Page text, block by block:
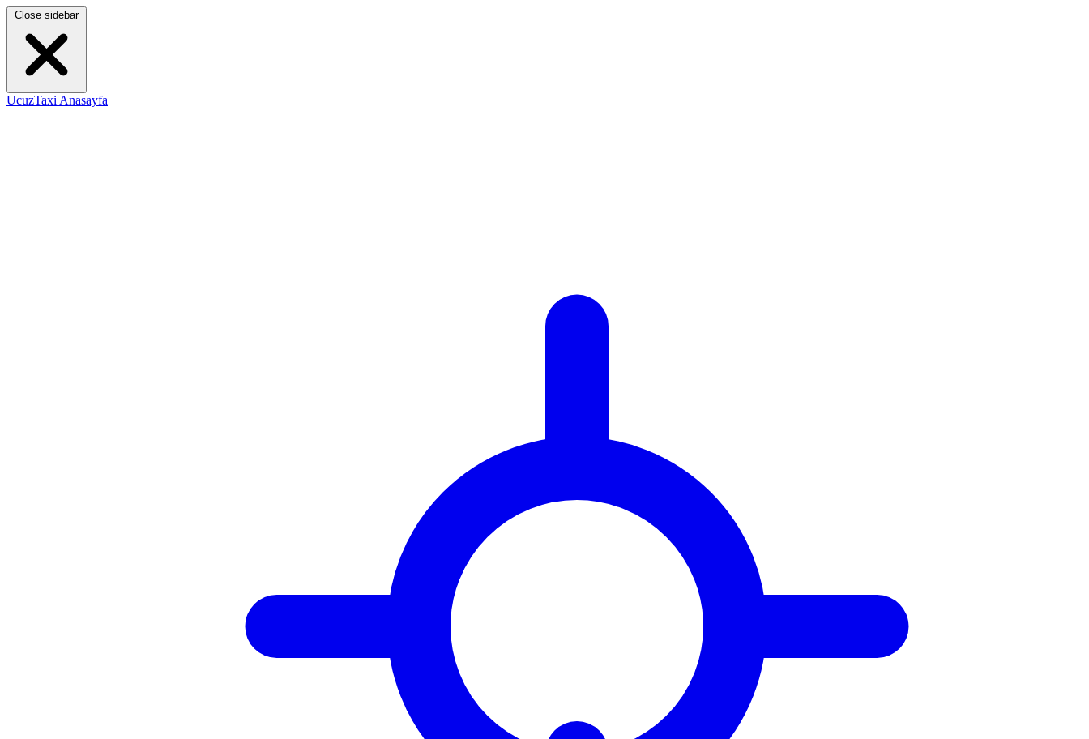
Close sidebar
UcuzTaxi Anasayfa